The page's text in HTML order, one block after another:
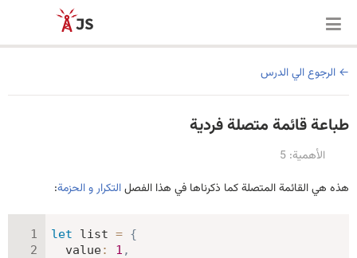
الرجوع الي الدرس
طباعة قائمة متصلة فردية
الأهمية: 5
هذه هي القائمة المتصلة كما ذكرناها في هذا الفصلالتكرار و الحزمة:
let list = {
value: 1 ,